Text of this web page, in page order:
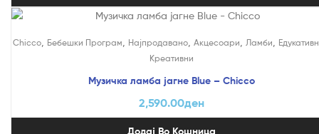
Chicco, Бебешки Програм Најпродавано, Акцесоари Ламби
Креативни
Музичка ламба јагне Blue – Chicco
2,590.00ден
Додај Во Кошница